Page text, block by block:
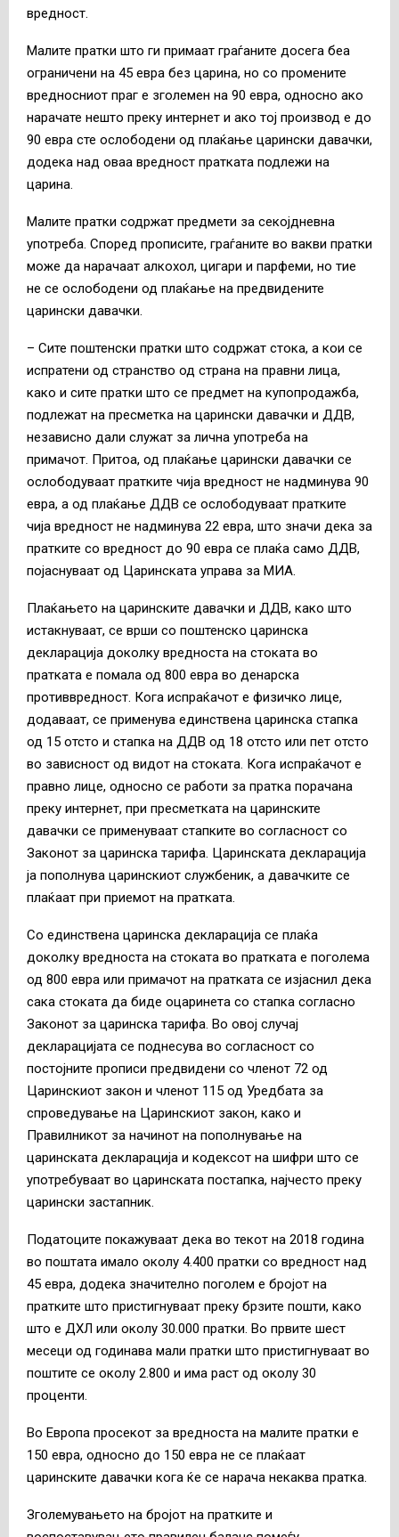
вредност.
Малите пратки што ги примаат граѓаните досега беа
ограничени на 45 евра без царина, но со промените
вредносниот праг е зголемен на 90 евра, односно ако
нарачате нешто преку интернет и ако тој производ е до
90 евра сте ослободени од плаќање царински давачки,
додека над оваа вредност пратката подлежи на
царина.
Малите пратки содржат предмети за секојдневна
употреба. Според прописите, граѓаните во вакви пратки
може да нарачаат алкохол, цигари и парфеми, но тие
не се ослободени од плаќање на предвидените
царински давачки.
– Сите поштенски пратки што содржат стока, а кои се
испратени од странство од страна на правни лица,
како и сите пратки што се предмет на купопродажба,
подлежат на пресметка на царински давачки и ДДВ,
независно дали служат за лична употреба на
примачот. Притоа, од плаќање царински давачки се
ослободуваат пратките чија вредност не надминува 90
евра, а од плаќање ДДВ се ослободуваат пратките
чија вредност не надминува 22 евра, што значи дека за
пратките со вредност до 90 евра се плаќа само ДДВ,
појаснуваат од Царинската управа за МИА.
Плаќањето на царинските давачки и ДДВ, како што
истакнуваат, се врши со поштенско царинска
декларација доколку вредноста на стоката во
пратката е помала од 800 евра во денарска
противвредност. Кога испраќачот е физичко лице,
додаваат, се применува единствена царинска стапка
од 15 отсто и стапка на ДДВ од 18 отсто или пет отсто
во зависност од видот на стоката. Кога испраќачот е
правно лице, односно се работи за пратка порачана
преку интернет, при пресметката на царинските
давачки се применуваат стапките во согласност со
Законот за царинска тарифа. Царинската декларација
ја пополнува царинскиот службеник, а давачките се
плаќаат при приемот на пратката.
Со единствена царинска декларација се плаќа
доколку вредноста на стоката во пратката е поголема
од 800 евра или примачот на пратката се изјаснил дека
сака стоката да биде оцаринета со стапка согласно
Законот за царинска тарифа. Во овој случај
декларацијата се поднесува во согласност со
постојните прописи предвидени со членот 72 од
Царинскиот закон и членот 115 од Уредбата за
спроведување на Царинскиот закон, како и
Правилникот за начинот на пополнување на
царинската декларација и кодексот на шифри што се
употребуваат во царинската постапка, најчесто преку
царински застапник.
Податоците покажуваат дека во текот на 2018 година
во поштата имало околу 4.400 пратки со вредност над
45 евра, додека значително поголем е бројот на
пратките што пристигнуваат преку брзите пошти, како
што е ДХЛ или околу 30.000 пратки. Во првите шест
месеци од годинава мали пратки што пристигнуваат во
поштите се околу 2.800 и има раст од околу 30
проценти.
Во Европа просекот за вредноста на малите пратки е
150 евра, односно до 150 евра не се плаќаат
царинските давачки кога ќе се нарача некаква пратка.
Зголемувањето на бројот на пратките и